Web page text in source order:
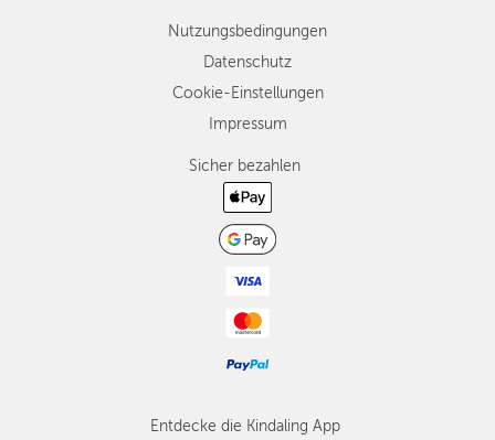
Nutzungsbedingungen
Datenschutz
Cookie-Einstellungen
Impressum
Sicher bezahlen
Entdecke die Kindaling App